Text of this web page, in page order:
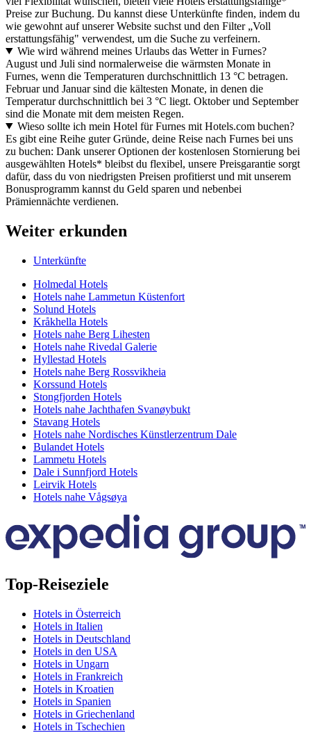
Preise zur Buchung. Du kannst diese Unterkünfte finden, indem du
wie gewohnt auf unserer Website suchst und den Filter „Voll
erstattungsfähig" verwendest, um die Suche zu verfeinern.
Wie wird während meines Urlaubs das Wetter in Furnes?
August und Juli sind normalerweise die wärmsten Monate in
Furnes, wenn die Temperaturen durchschnittlich 13 °C betragen.
Februar und Januar sind die kältesten Monate, in denen die
Temperatur durchschnittlich bei 3 °C liegt. Oktober und September
sind die Monate mit dem meisten Regen.
Wieso sollte ich mein Hotel für Furnes mit Hotels.com buchen?
Es gibt eine Reihe guter Gründe, deine Reise nach Furnes bei uns
zu buchen: Dank unserer Optionen der kostenlosen Stornierung bei
ausgewählten Hotels* bleibst du flexibel, unsere Preisgarantie sorgt
dafür, dass du von niedrigsten Preisen profitierst und mit unserem
Bonusprogramm kannst du Geld sparen und nebenbei
Prämiennächte verdienen.
Weiter erkunden
Unterkünfte
Holmedal Hotels
Hotels nahe Lammetun Küstenfort
Solund Hotels
Kråkhella Hotels
Hotels nahe Berg Lihesten
Hotels nahe Rivedal Galerie
Hyllestad Hotels
Hotels nahe Berg Rossvikheia
Korssund Hotels
Stongfjorden Hotels
Hotels nahe Jachthafen Svanøybukt
Stavang Hotels
Hotels nahe Nordisches Künstlerzentrum Dale
Bulandet Hotels
Lammetu Hotels
Dale i Sunnfjord Hotels
Leirvik Hotels
Hotels nahe Vågsøya
Top-Reiseziele
Hotels in Österreich
Hotels in Italien
Hotels in Deutschland
Hotels in den USA
Hotels in Ungarn
Hotels in Frankreich
Hotels in Kroatien
Hotels in Spanien
Hotels in Griechenland
Hotels in Tschechien